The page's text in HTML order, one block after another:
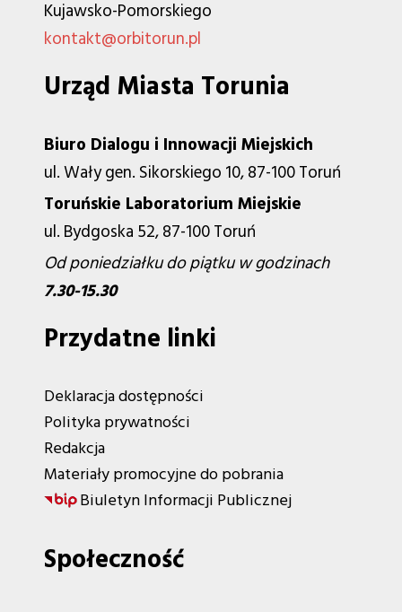
Kujawsko-Pomorskiego
kontakt@orbitorun.pl
Urząd Miasta Torunia
Biuro Dialogu i Innowacji Miejskich
ul. Wały gen. Sikorskiego 10, 87-100 Toruń
Toruńskie Laboratorium Miejskie
ul. Bydgoska 52, 87-100 Toruń
Od poniedziałku do piątku w godzinach
7.30-15.30
Przydatne linki
Deklaracja dostępności
Polityka prywatności
Redakcja
Materiały promocyjne do pobrania
Biuletyn Informacji Publicznej
Społeczność